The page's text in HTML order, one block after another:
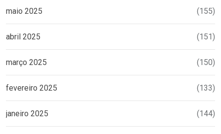
maio 2025 (155)
abril 2025 (151)
março 2025 (150)
fevereiro 2025 (133)
janeiro 2025 (144)